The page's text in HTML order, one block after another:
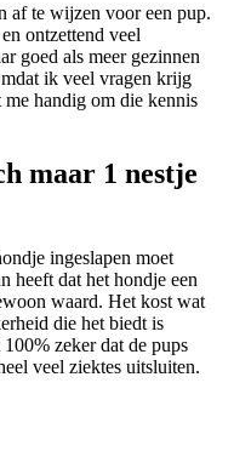
af te wijzen voor een pup.
ontzettend veel
goed als meer gezinnen
ik veel vragen krijg
handig om die kennis
maar 1 nestje
ingeslapen moet
heeft dat het hondje een
waard. Het kost wat
die het biedt is
zeker dat de pups
veel ziektes uitsluiten.